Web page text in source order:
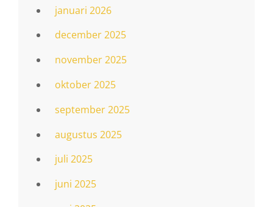
januari 2026
december 2025
november 2025
oktober 2025
september 2025
augustus 2025
juli 2025
juni 2025